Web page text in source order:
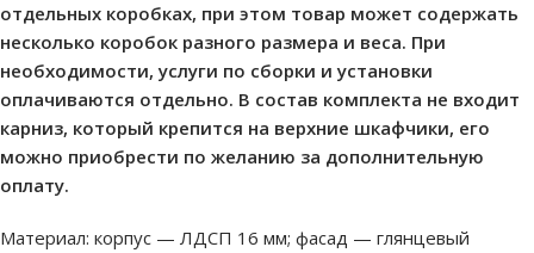
отдельных коробках, при этом товар может содержать
несколько коробок разного размера и веса. При
необходимости, услуги по сборки и установки
оплачиваются отдельно. В состав комплекта не входит
карниз, который крепится на верхние шкафчики, его
можно приобрести по желанию за дополнительную
оплату.
Материал: корпус — ЛДСП 16 мм; фасад — глянцевый